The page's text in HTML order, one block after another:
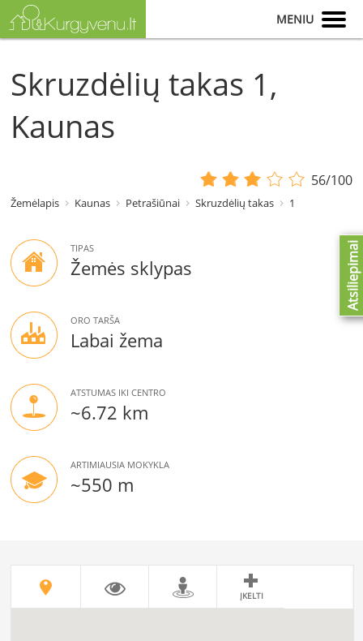
MENIU
Skruzdėlių takas 1,
Kaunas
56/100
Žemėlapis Kaunas Petrašiūnai Skruzdėlių takas 1
TIPAS
Žemės sklypas
ORO TARŠA
Labai žema
ATSTUMAS IKI CENTRO
~6.72 km
ARTIMIAUSIA MOKYKLA
~550 m
ĮKELTI
Atsiliepimai